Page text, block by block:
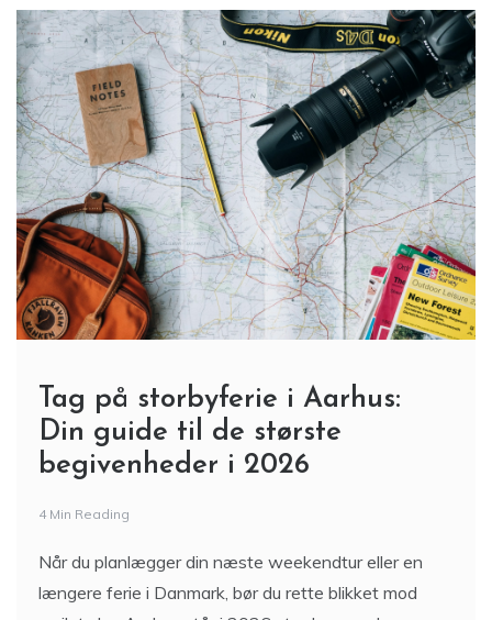
Tag på storbyferie i Aarhus:
Din guide til de største
begivenheder i 2026
4 Min Reading
Når du planlægger din næste weekendtur eller en
længere ferie i Danmark, bør du rette blikket mod